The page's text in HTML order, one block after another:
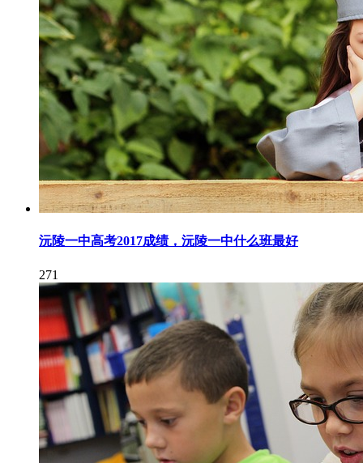
沅陵一中高考2017成绩，沅陵一中什么班最好
271